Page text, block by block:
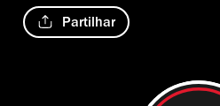
Partilhar